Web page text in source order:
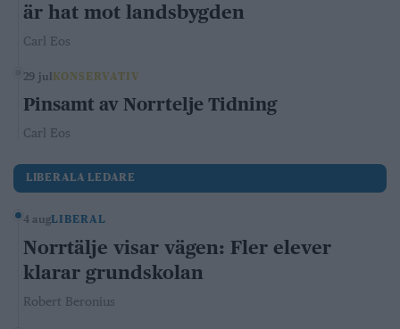
är hat mot landsbygden
Carl Eos
29 jul KONSERVATIV
Pinsamt av Norrtelje Tidning
Carl Eos
LIBERALA LEDARE
4 augLIBERAL
Norrtälje visar vägen: Fler elever
klarar grundskolan
Robert Beronius